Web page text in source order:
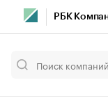
РБК